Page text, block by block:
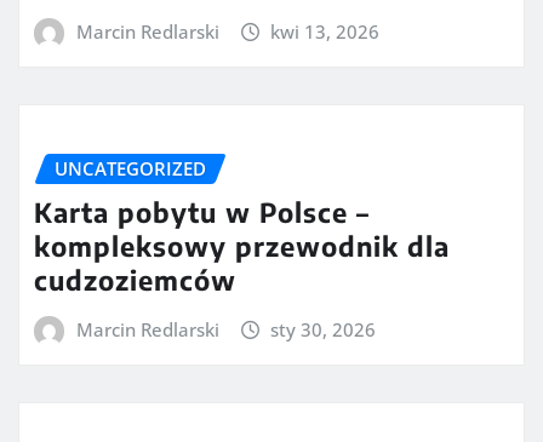
Marcin Redlarski kwi 13, 2026
UNCATEGORIZED
Karta pobytu w Polsce –
kompleksowy przewodnik dla
cudzoziemców
Marcin Redlarski sty 30, 2026